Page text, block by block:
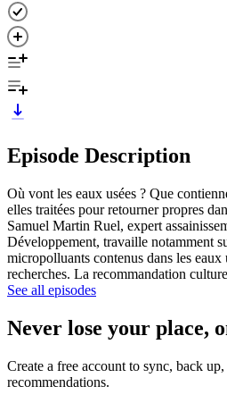
Episode Description
Où vont les eaux usées ? Que
elles traitées pour retourner propres
Samuel Martin Ruel, expert
Développement, travaille notamment
micropolluants contenus dans les eaux
recherches. La recommandation
See all episodes
Never lose your place,
Create a free account to sync, back
recommendations.